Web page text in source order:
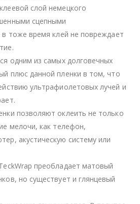
слой немецкого
сцепными
в тоже время клей не повреждает
одним из самых долговечных
плюс данной пленки в том, что
ультрафиолетовых лучей и
позволяют оклеить не только
мелочи, как телефон,
акустическую систему или
преобладает матовый
но существует и глянцевый